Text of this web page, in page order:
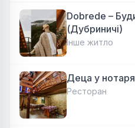
Dobrede –
(Дубриничі)
Інше житло
Деца у
Ресторан